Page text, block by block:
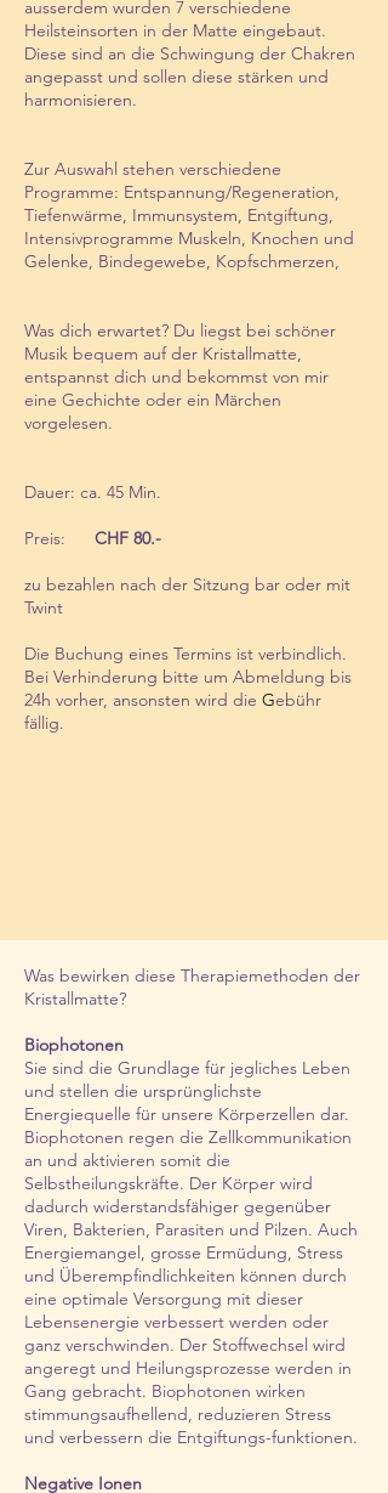
ausserdem wurden 7 verschiedene
Heilsteinsorten in der Matte eingebaut.
Diese sind an die Schwingung der Chakren
angepasst und sollen diese stärken und
harmonisieren.
Zur Auswahl stehen verschiedene
Programme: Entspannung/Regeneration,
Tiefenwärme, Immunsystem, Entgiftung,
Intensivprogramme Muskeln, Knochen und
Gelenke, Bindegewebe, Kopfschmerzen,
Was dich erwartet? Du liegst bei schöner
Musik bequem auf der Kristallmatte,
entspannst dich und bekommst von mir
eine Gechichte oder ein Märchen
vorgelesen.
Dauer: ca. 45 Min.
Preis: CHF 80.-
zu bezahlen nach der Sitzung bar oder mit
Twint
Die Buchung eines Termins ist verbindlich.
Bei Verhinderung bitte um Abmeldung bis
24h vorher, ansonsten wird die Gebühr
fällig.
Was bewirken diese Therapiemethoden der
Kristallmatte?
Biophotonen
Sie sind die Grundlage für jegliches Leben
und stellen die ursprünglichste
Energiequelle für unsere Körperzellen dar.
Biophotonen regen die Zellkommunikation
an und aktivieren somit die
Selbstheilungskräfte. Der Körper wird
dadurch widerstandsfähiger gegenüber
Viren, Bakterien, Parasiten und Pilzen. Auch
Energiemangel, grosse Ermüdung, Stress
und Überempfindlichkeiten können durch
eine optimale Versorgung mit dieser
Lebensenergie verbessert werden oder
ganz verschwinden. Der Stoffwechsel wird
angeregt und Heilungsprozesse werden in
Gang gebracht. Biophotonen wirken
stimmungsaufhellend, reduzieren Stress
und verbessern die Entgiftungs-funktionen.
Negative Ionen